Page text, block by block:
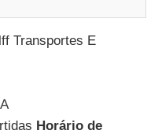
Transportes E
Horário de